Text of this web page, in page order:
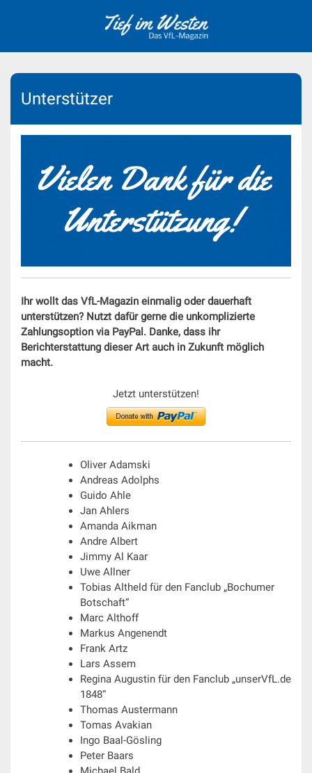
Unterstützer
Ihr wollt das VfL-Magazin einmalig oder dauerhaft
unterstützen? Nutzt dafür gerne die unkomplizierte
Zahlungsoption via PayPal. Danke, dass ihr
Berichterstattung dieser Art auch in Zukunft möglich
macht.
Jetzt unterstützen!
Oliver Adamski
Andreas Adolphs
Guido Ahle
Jan Ahlers
Amanda Aikman
Andre Albert
Jimmy Al Kaar
Uwe Allner
Tobias Altheld für den Fanclub „Bochumer
Botschaft“
Marc Althoff
Markus Angenendt
Frank Artz
Lars Assem
Regina Augustin für den Fanclub „unserVfL.de
1848“
Thomas Austermann
Tomas Avakian
Ingo Baal-Gösling
Peter Baars